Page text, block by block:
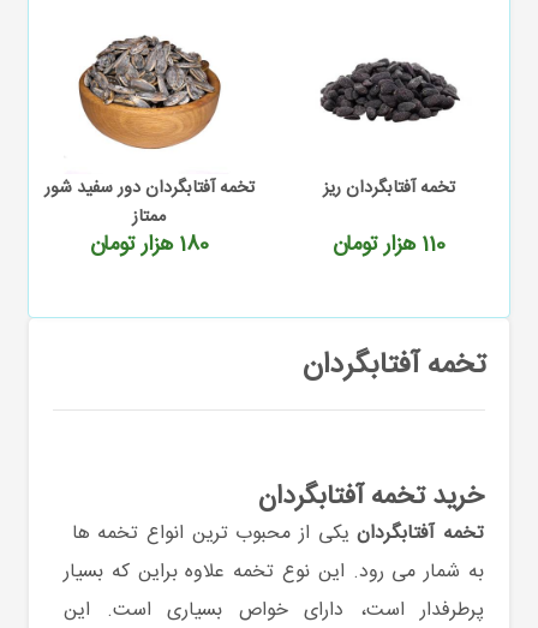
تخمه آفتابگردان ریز
110 هزار تومان
تخمه آفتابگردان دور سفید شور
ممتاز
180 هزار تومان
تخمه آفتابگردان
خرید تخمه آفتابگردان
تخمه آفتابگردانیکی از محبوب ترین انواع تخمه ها
به شمار می رود. این نوع تخمه علاوه براین که بسیار
پرطرفدار است، دارای خواص بسیاری است. این